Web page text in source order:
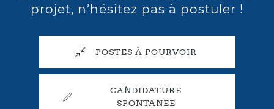
projet, n’hésitez pas à postuler !
POSTES À POURVOIR
CANDIDATURE
SPONTANÉE